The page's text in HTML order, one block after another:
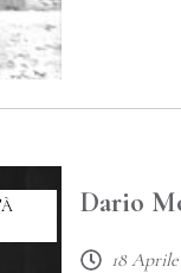
Dario
18 Aprile